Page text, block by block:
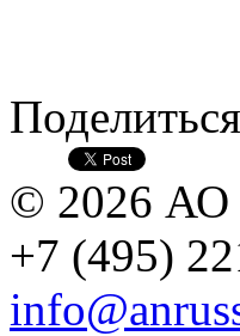
© 2026 АО
+7 (495)